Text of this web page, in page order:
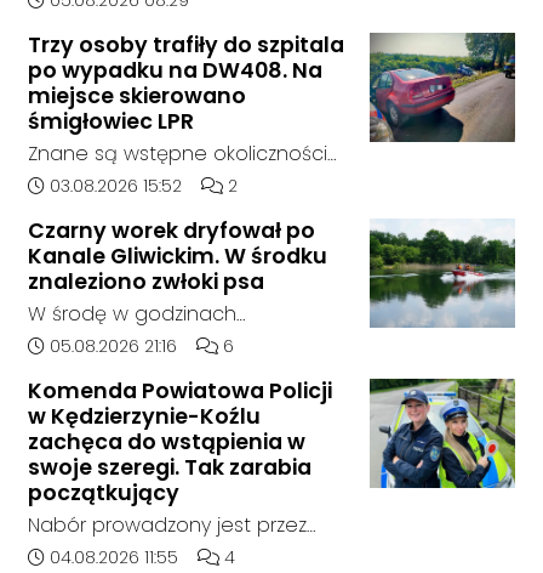
żaden oferent.
godziny 6:30 kierujący
samochodem marki Honda
zjechał z drogi i uderzył w
sygnalizator świetlny.
Trzy osoby trafiły do szpitala
po wypadku na DW408. Na
miejsce skierowano
śmigłowiec LPR
Znane są wstępne okoliczności
zdarzenia drogowego, do
14:30 na drodze wojewódzkiej nr
408 pomiędzy Starym Koźlem a
Bierawą.
Data dodania artykułu:
03.08.2026 15:52 Liczba komentarzy artykułu:
2
Czarny worek dryfował po
Kanale Gliwickim. W środku
znaleziono zwłoki psa
W środę w godzinach
popołudniowych służby zostały
Gliwicki po zgłoszeniu od
zaniepokojonego świadka.
Osoba zgłaszająca zauważyła
unoszący się na wodzie czarny
worek, którego zawartość
wzbudziła jej niepokój.
Data dodania artykułu:
05.08.2026 21:16 Liczba komentarzy artykułu:
6
Komenda Powiatowa Policji
w Kędzierzynie-Koźlu
zachęca do wstąpienia w
swoje szeregi. Tak zarabia
początkujący
Nabór prowadzony jest przez
cały rok, a dokumenty można
Data dodania artykułu:
04.08.2026 11:55 Liczba komentarzy artykułu:
4